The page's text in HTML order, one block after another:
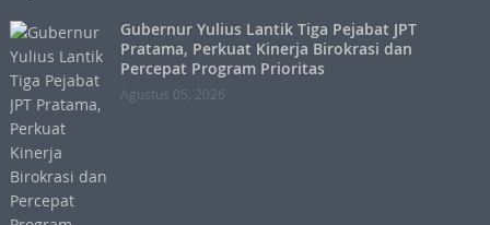
Gubernur Yulius Lantik Tiga Pejabat JPT
Pratama, Perkuat Kinerja Birokrasi dan
Percepat Program Prioritas
Agustus 05, 2026